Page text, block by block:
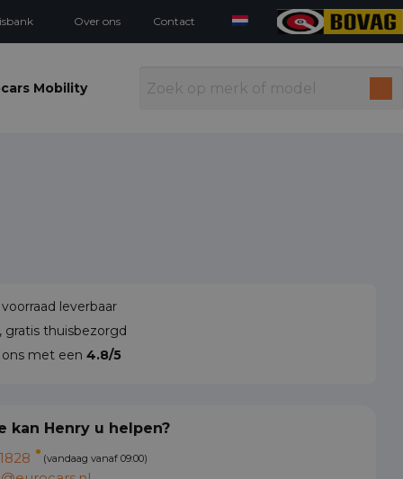
Over ons Contact
Mobility
leverbaar
gratis thuisbezorgd
met een 4.8/5
kan Henry u helpen?
(vandaag vanaf 09:00)